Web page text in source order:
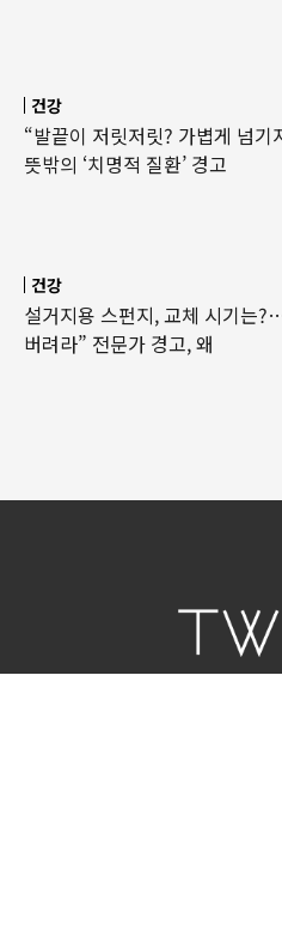
건강
“발끝이 저릿저릿? 가볍게 넘
뜻밖의 ‘치명적 질환’ 경고
건강
설거지용 스펀지, 교체 시기는
버려라” 전문가 경고, 왜